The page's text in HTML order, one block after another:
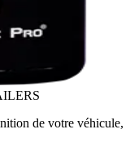
de votre véhicule,